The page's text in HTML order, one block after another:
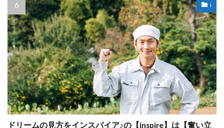
i
ドリームの見方をインスパイア♪の【inspire】は【奮い立